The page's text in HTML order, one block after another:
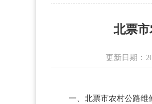
北票
更新日期：
一、北票市农村公路维